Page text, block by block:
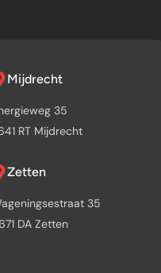
Mijdrecht
35
RT Mijdrecht
Zetten
35
DA Zetten